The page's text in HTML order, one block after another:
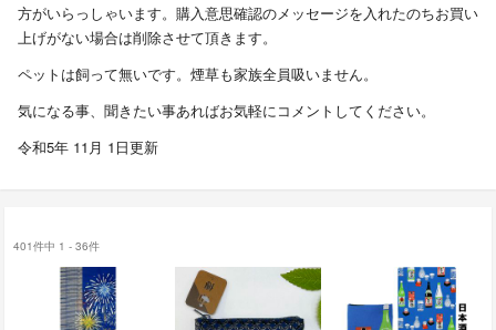
方がいらっしゃいます。購入意思確認のメッセージを入れたのちお買い
上げがない場合は削除させて頂きます。
ペットは飼って無いです。煙草も家族全員吸いません。
気になる事、聞きたい事あればお気軽にコメントしてください。
令和5年 11月 1日更新
401件中 1 - 36件